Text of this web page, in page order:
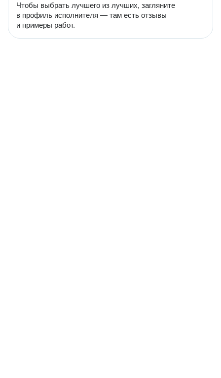
Чтобы выбрать лучшего из лучших, загляните
в профиль исполнителя — там есть отзывы
и примеры работ.